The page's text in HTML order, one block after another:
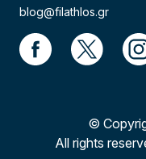
blog@filathlos.gr
©
All rights